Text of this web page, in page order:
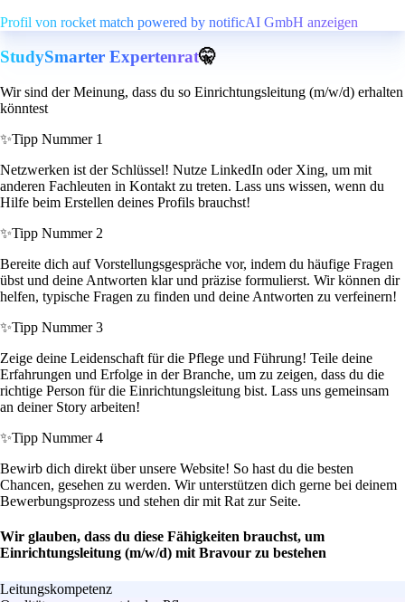
Profil von rocket match powered by notificAI GmbH anzeigen
StudySmarter Expertenrat🤫
Wir sind der Meinung, dass du so Einrichtungsleitung (m/w/d) erhalten
könntest
✨Tipp Nummer 1
Netzwerken ist der Schlüssel! Nutze LinkedIn oder Xing, um mit
anderen Fachleuten in Kontakt zu treten. Lass uns wissen, wenn du
Hilfe beim Erstellen deines Profils brauchst!
✨Tipp Nummer 2
Bereite dich auf Vorstellungsgespräche vor, indem du häufige Fragen
übst und deine Antworten klar und präzise formulierst. Wir können dir
helfen, typische Fragen zu finden und deine Antworten zu verfeinern!
✨Tipp Nummer 3
Zeige deine Leidenschaft für die Pflege und Führung! Teile deine
Erfahrungen und Erfolge in der Branche, um zu zeigen, dass du die
richtige Person für die Einrichtungsleitung bist. Lass uns gemeinsam
an deiner Story arbeiten!
✨Tipp Nummer 4
Bewirb dich direkt über unsere Website! So hast du die besten
Chancen, gesehen zu werden. Wir unterstützen dich gerne bei deinem
Bewerbungsprozess und stehen dir mit Rat zur Seite.
Wir glauben, dass du diese Fähigkeiten brauchst, um
Einrichtungsleitung (m/w/d) mit Bravour zu bestehen
Leitungskompetenz